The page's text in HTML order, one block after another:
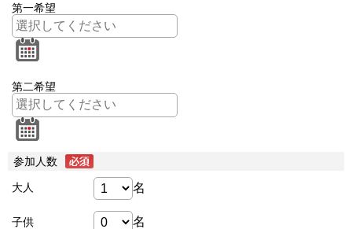
第一希望
第二希望
参加人数
大人 名
子供 名